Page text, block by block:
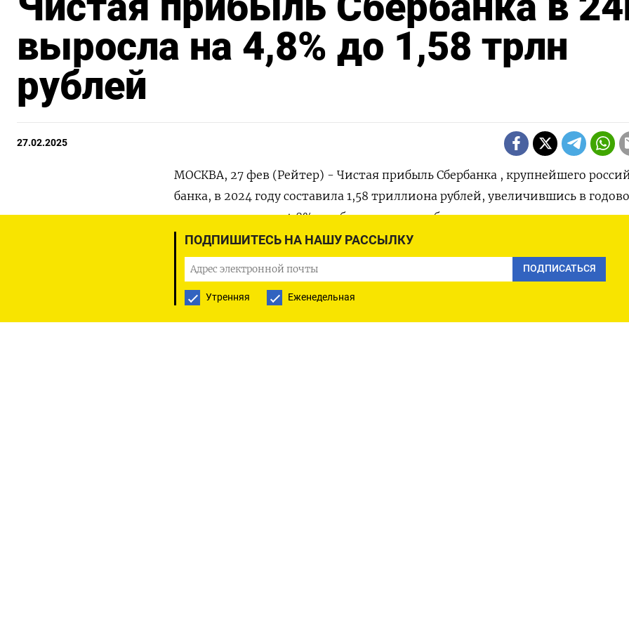
ПОДПИШИТЕСЬ НА НАШУ РАССЫЛКУ
ПОДПИСАТЬСЯ
Утренняя Еженедельная
выросла на 4,8% до 1,58 трлн
рублей
27.02.2025
МОСКВА, 27 фев (Рейтер) - Чистая прибыль Сбербанка , крупнейшего
банка, в 2024 году составила 1,58 триллиона рублей, увеличившись в
сопоставлении на 4,8%, сообщил в четверг банк.
Чистые процентные доходы Сбербанка в прошлом году выросли на 17% до 3
триллионов рублей.